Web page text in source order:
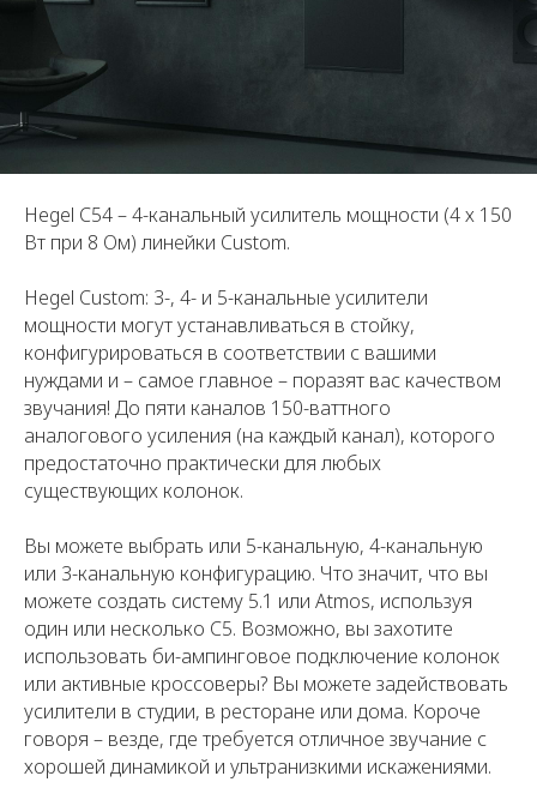
Hegel C54 – 4-канальный усилитель мощности (4 х 150
Вт при 8 Ом) линейки Custom.
Hegel Custom: 3-, 4- и 5-канальные усилители
мощности могут устанавливаться в стойку,
конфигурироваться в соответствии с вашими
нуждами и – самое главное – поразят вас качеством
звучания! До пяти каналов 150-ваттного
аналогового усиления (на каждый канал), которого
предостаточно практически для любых
существующих колонок.
Вы можете выбрать или 5-канальную, 4-канальную
или 3-канальную конфигурацию. Что значит, что вы
можете создать систему 5.1 или Atmos, используя
один или несколько C5. Возможно, вы захотите
использовать би-ампинговое подключение колонок
или активные кроссоверы? Вы можете задействовать
усилители в студии, в ресторане или дома. Короче
говоря – везде, где требуется отличное звучание с
хорошей динамикой и ультранизкими искажениями.